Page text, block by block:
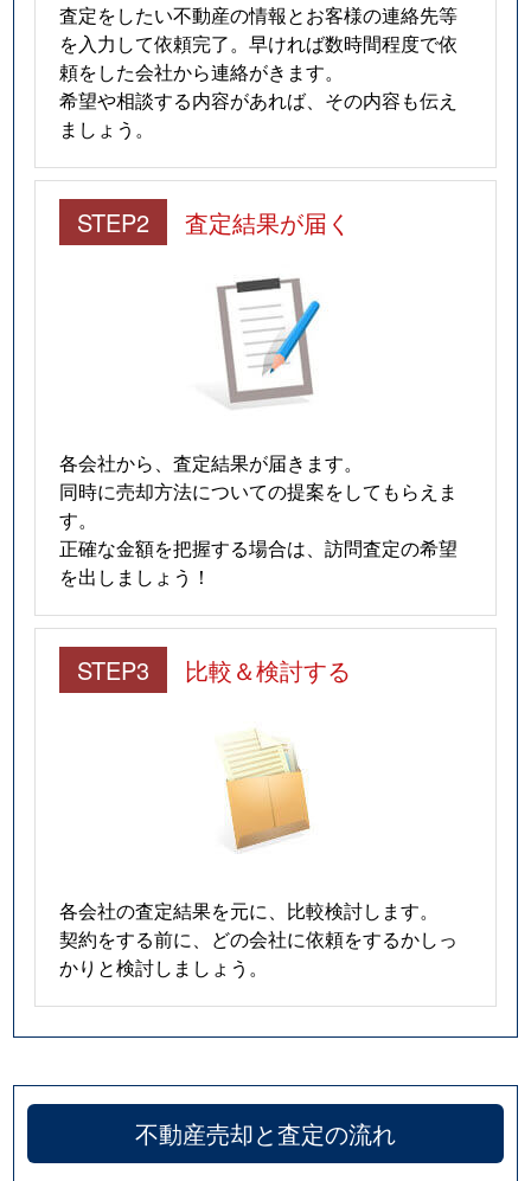
査定をしたい不動産の情報とお客様の連絡先等
を入力して依頼完了。早ければ数時間程度で依
頼をした会社から連絡がきます。
希望や相談する内容があれば、その内容も伝え
ましょう。
STEP2 査定結果が届く
各会社から、査定結果が届きます。
同時に売却方法についての提案をしてもらえま
す。
正確な金額を把握する場合は、訪問査定の希望
を出しましょう！
STEP3 比較＆検討する
各会社の査定結果を元に、比較検討します。
契約をする前に、どの会社に依頼をするかしっ
かりと検討しましょう。
不動産売却と査定の流れ